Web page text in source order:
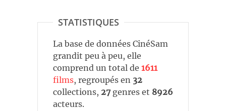
STATISTIQUES
La base de données CinéSam
grandit peu à peu, elle
comprend un total de 1611
films, regroupés en 32
collections, 27genres et 8926
acteurs.